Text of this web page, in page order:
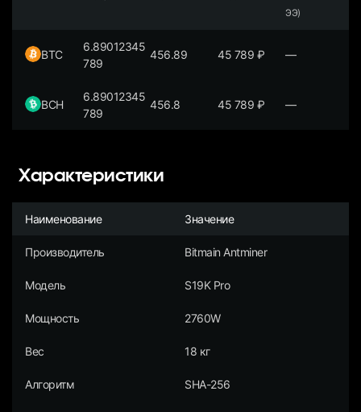
ЭЭ)
BTC
6.89012345
789
456.89 45 789 ₽ —
BCH
6.89012345
789
456.8 45 789 ₽ —
Характеристики
Наименование Значение
Производитель Bitmain Antminer
Модель S19K Pro
Мощность 2760W
Вес 18 кг
Алгоритм SHA-256